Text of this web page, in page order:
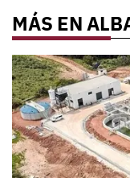
MÁS EN